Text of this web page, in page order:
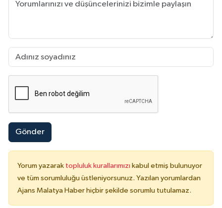
Gönder
Yorum yazarak topluluk kurallarımızı kabul etmiş bulunuyor
ve tüm sorumluluğu üstleniyorsunuz. Yazılan yorumlardan
Ajans Malatya Haber hiçbir şekilde sorumlu tutulamaz.